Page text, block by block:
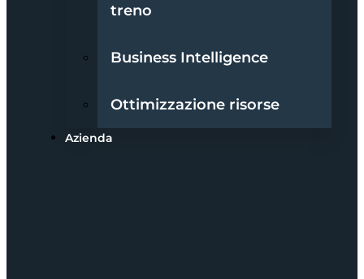
treno
Business Intelligence
Ottimizzazione risorse
Azienda